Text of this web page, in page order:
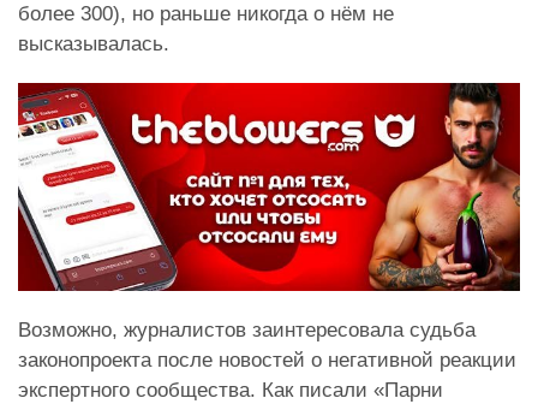
более 300), но раньше никогда о нём не
высказывалась.
Возможно, журналистов заинтересовала судьба
законопроекта после новостей о негативной реакции
экспертного сообщества. Как писали «Парни